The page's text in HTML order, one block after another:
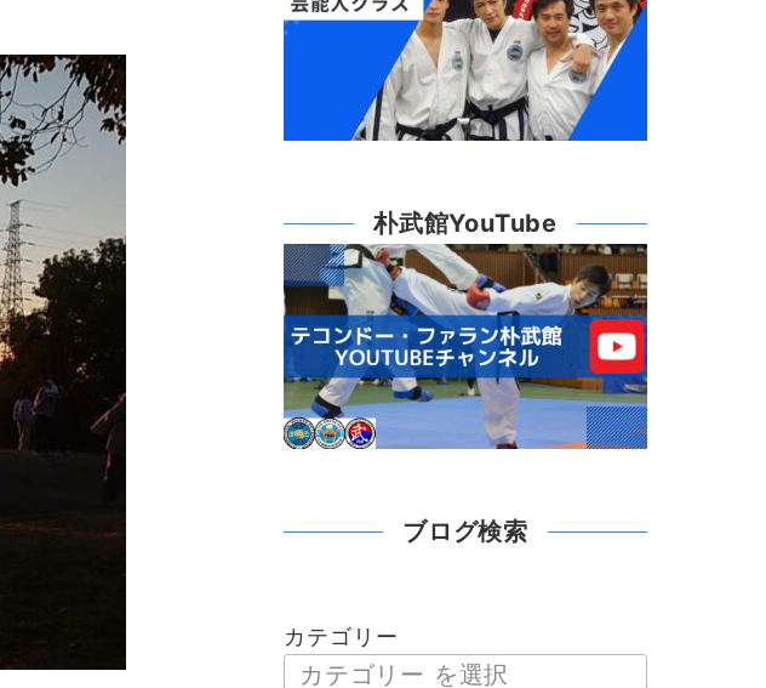
朴武館YouTube
ブログ検索
カテゴリー